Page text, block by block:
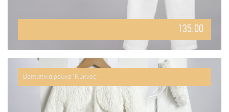
135.00
Βαπτιστικά ρούχα "Κύκνος"